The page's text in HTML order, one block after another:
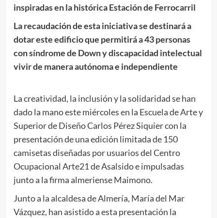
inspiradas en la histórica Estación de Ferrocarril
La recaudación de esta iniciativa se destinará a
dotar este edificio que permitirá a 43 personas
con síndrome de Down y discapacidad intelectual
vivir de manera autónoma e independiente
La creatividad, la inclusión y la solidaridad se han
dado la mano este miércoles en la Escuela de Arte y
Superior de Diseño Carlos Pérez Siquier con la
presentación de una edición limitada de 150
camisetas diseñadas por usuarios del Centro
Ocupacional Arte21 de Asalsido e impulsadas
junto a la firma almeriense Maimono.
Junto a la alcaldesa de Almería, María del Mar
Vázquez, han asistido a esta presentación la